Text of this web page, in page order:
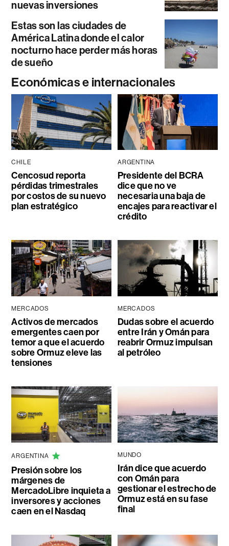
nuevas inversiones
Estas son las ciudades de
América Latina donde el calor
nocturno hace perder más horas
de sueño
Económicas e internacionales
CHILE
Cencosud reporta
pérdidas trimestrales
por costos de su nuevo
plan estratégico
ARGENTINA
Presidente del BCRA
dice que no ve
necesaria una baja de
encajes para reactivar el
crédito
MERCADOS
Activos de mercados
emergentes caen por
temor a que el acuerdo
sobre Ormuz eleve las
tensiones
MERCADOS
Dudas sobre el acuerdo
entre Irán y Omán para
reabrir Ormuz impulsan
al petróleo
ARGENTINA
Presión sobre los
márgenes de
MercadoLibre inquieta a
inversores y acciones
caen en el Nasdaq
MUNDO
Irán dice que acuerdo
con Omán para
gestionar el estrecho de
Ormuz está en su fase
final